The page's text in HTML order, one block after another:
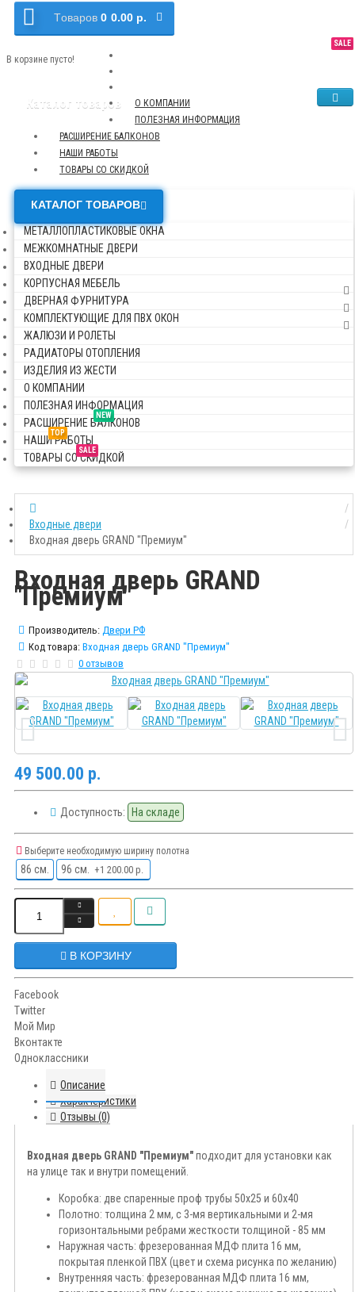
Tоваров 0 0.00 р.
В корзине пусто!
Каталог товаров
О КОМПАНИИ
ПОЛЕЗНАЯ ИНФОРМАЦИЯ
NEW
РАСШИРЕНИЕ БАЛКОНОВ
TOP
НАШИ РАБОТЫ
SALE
ТОВАРЫ СО СКИДКОЙ
КАТАЛОГ ТОВАРОВ
МЕТАЛЛОПЛАСТИКОВЫЕ ОКНА
МЕЖКОМНАТНЫЕ ДВЕРИ
ВХОДНЫЕ ДВЕРИ
КОРПУСНАЯ МЕБЕЛЬ
ДВЕРНАЯ ФУРНИТУРА
КОМПЛЕКТУЮЩИЕ ДЛЯ ПВХ ОКОН
ЖАЛЮЗИ И РОЛЕТЫ
РАДИАТОРЫ ОТОПЛЕНИЯ
ИЗДЕЛИЯ ИЗ ЖЕСТИ
О КОМПАНИИ
ПОЛЕЗНАЯ ИНФОРМАЦИЯ
NEW
РАСШИРЕНИЕ БАЛКОНОВ
TOP
НАШИ РАБОТЫ
SALE
ТОВАРЫ СО СКИДКОЙ
Входные двери
Входная дверь GRAND "Премиум"
Входная дверь GRAND
"Премиум"
Производитель: Двери РФ
Код товара: Входная дверь GRAND "Премиум"
0 отзывов
49 500.00 р.
Доступность: На складе
Выберите необходимую ширину полотна
86 см. 96 см. +1 200.00 р.
В КОРЗИНУ
Facebook
Twitter
Мой Мир
Вконтакте
Одноклассники
Описание
Характеристики
Отзывы (0)
Входная дверь GRAND "Премиум"подходит для установки как
на улице так и внутри помещений.
Коробка: две спаренные проф трубы 50х25 и 60х40
Полотно: толщина 2 мм, с 3-мя вертикальными и 2-мя
горизонтальными ребрами жесткости толщиной - 85 мм
Наружная часть: фрезерованная МДФ плита 16 мм,
покрытая пленкой ПВХ (цвет и схема рисунка по желанию)
Внутренняя часть: фрезерованная МДФ плита 16 мм,